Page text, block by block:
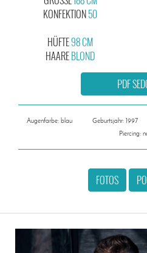
KONFEKTION50
HÜFTE98 CM
HAAREBLOND
PDF
Augenfarbe: blau Geburtsjahr: 1997
Piercing:
FOTOS